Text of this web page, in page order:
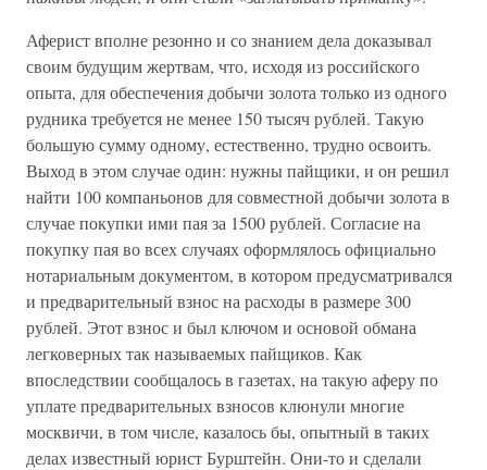
Аферист вполне резонно и со знанием дела доказывал
своим будущим жертвам, что, исходя из российского
опыта, для обеспечения добычи золота только из одного
рудника требуется не менее 150 тысяч рублей. Такую
большую сумму одному, естественно, трудно освоить.
Выход в этом случае один: нужны пайщики, и он решил
найти 100 компаньонов для совместной добычи золота в
случае покупки ими пая за 1500 рублей. Согласие на
покупку пая во всех случаях оформлялось официально
нотариальным документом, в котором предусматривался
и предварительный взнос на расходы в размере 300
рублей. Этот взнос и был ключом и основой обмана
легковерных так называемых пайщиков. Как
впоследствии сообщалось в газетах, на такую аферу по
уплате предварительных взносов клюнули многие
москвичи, в том числе, казалось бы, опытный в таких
делах известный юрист Бурштейн. Они-то и сделали